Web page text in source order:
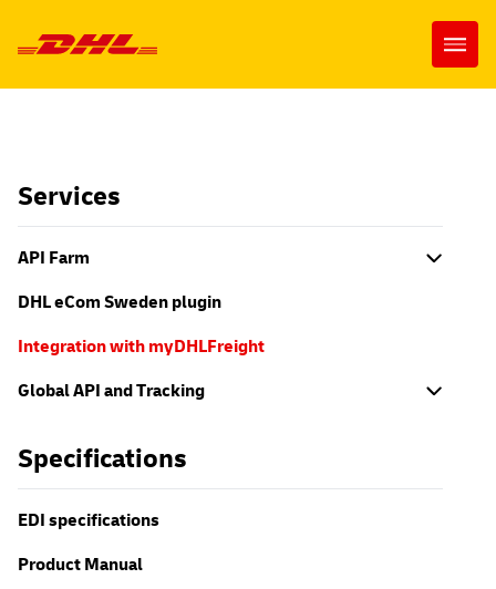
Services
API Farm
DHL eCom Sweden plugin
Integration with myDHLFreight
Global API and Tracking
Specifications
EDI specifications
Product Manual